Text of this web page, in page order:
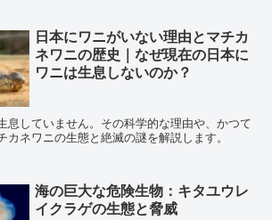
日本にワニがいない理由とマチカ
ネワニの歴史｜なぜ現在の日本に
ワニは生息しないのか？
息していません。その科学的な理由や、かつて
カネワニの生態と絶滅の謎を解説します。
海の巨大な危険生物：キタユウレ
イクラゲの生態と脅威